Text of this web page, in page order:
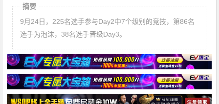
摘要
9月24日，225名选手参与Day2中7个级别的竞技，第86名
选手为泡沫，38名选手晋级Day3。